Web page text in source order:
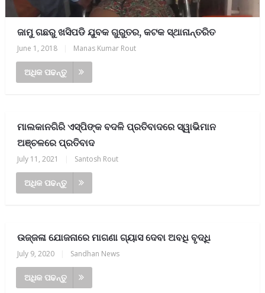
ଜାମୁ ଗଛରୁ ଖସିପଡି ଯୁବକ ଗୁରୁତର, କଟକ ସ୍ଥାନାନ୍ତରିତ
June 1, 2018 Manas Kumar Rout
ଅଧିକ ପଢନ୍ତୁ
ମାଲକାନଗିରି ଏସ୍‌ପିଙ୍କ ବଦଳି ପ୍ରତିବାଦରେ ସ୍ୱାଭିମାନ
ଅଞ୍ଚଳରେ ପ୍ରତିବାଦ
July 11, 2021 Santosh Rout
ଅଧିକ ପଢନ୍ତୁ
ଉଜ୍ଜଳା ଯୋଜନାରେ ମାଗଣା ଗ୍ୟାସ ଦେବା ଅବଧି ବୃଦ୍ଧି
July 9, 2020 Sandhan News
ଅଧିକ ପଢନ୍ତୁ